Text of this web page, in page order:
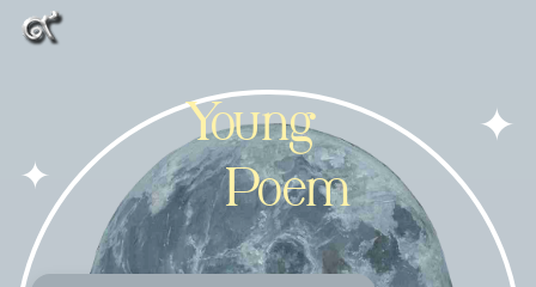
✦
Young
Poem
✦